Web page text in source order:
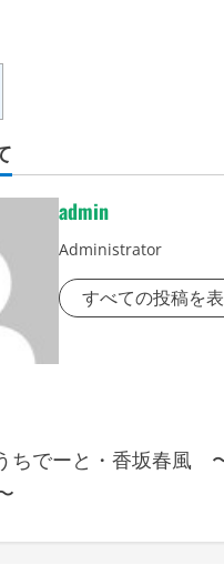
admin
Administrator
すべての投稿を
ちでーと・香坂春風